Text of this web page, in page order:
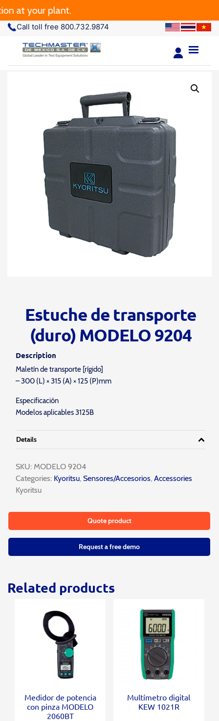
at your plant.
Call toll free 800.732.9874
Estuche de transporte
(duro) MODELO 9204
Description
Maletín de transporte [rígido]
– 300 (L) × 315 (A) × 125 (P)mm
Especificación
Modelos aplicables 3125B
Details
SKU: MODELO 9204
Categories:Kyoritsu, Sensores/Accesorios, Accessories
Kyoritsu
Quote product
Request a free demo
Related products
Medidor de potencia
con pinza MODELO
2060BT
Multímetro digital
KEW 1021R